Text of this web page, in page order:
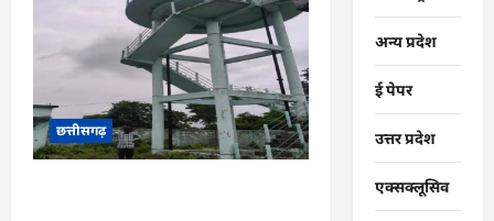
शराब
के
कारोबार
पर
धमतरी
पुलिस
का
प्रहार,
दो
कोचिए
गिरफ्तार
छत्तीसगढ़
अन्य प्रदेश
ई पेपर
उत्तर प्रदेश
एक्सक्लूसिव